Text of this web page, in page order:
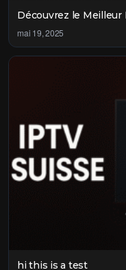
Découvrez le Meilleur
mai 19, 2025
hi this is a test